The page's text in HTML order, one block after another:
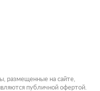
размещенные на сайте,
публичной офертой.